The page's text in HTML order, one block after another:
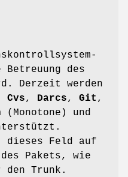
des
Derzeit werden
Cvs, Darcs, Git ,
(Monotone) und
dieses Feld auf
Pakets, wie
den Trunk.